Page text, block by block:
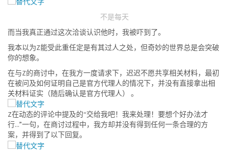
不是每天
而当我真正通过这次洽谈认识他时，我被吓到了。
我本以为Z能受此重任定是有其过人之处，但奇妙的世界总是会突破
你的想象。
在与Z的商讨中，在我方一度请求下，迟迟不愿共享相关材料，最初
在被问及如何证明自己是官方代理人的情况下，并没有直接拿出相
关材料证实（随后确认是官方代理人） 。
Z在动态的评论中提及的“交给我吧！我来处理！要想个好办法才
行...”一句，在商讨过程中，我方却并没有得到任何一条合理的方
案，并得到了以下回复。